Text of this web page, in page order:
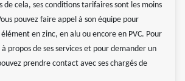
de cela, ses conditions tarifaires sont les moins
pouvez faire appel à son équipe pour
en zinc, en alu ou encore en PVC. Pour
propos de ses services et pour demander un
prendre contact avec ses chargés de